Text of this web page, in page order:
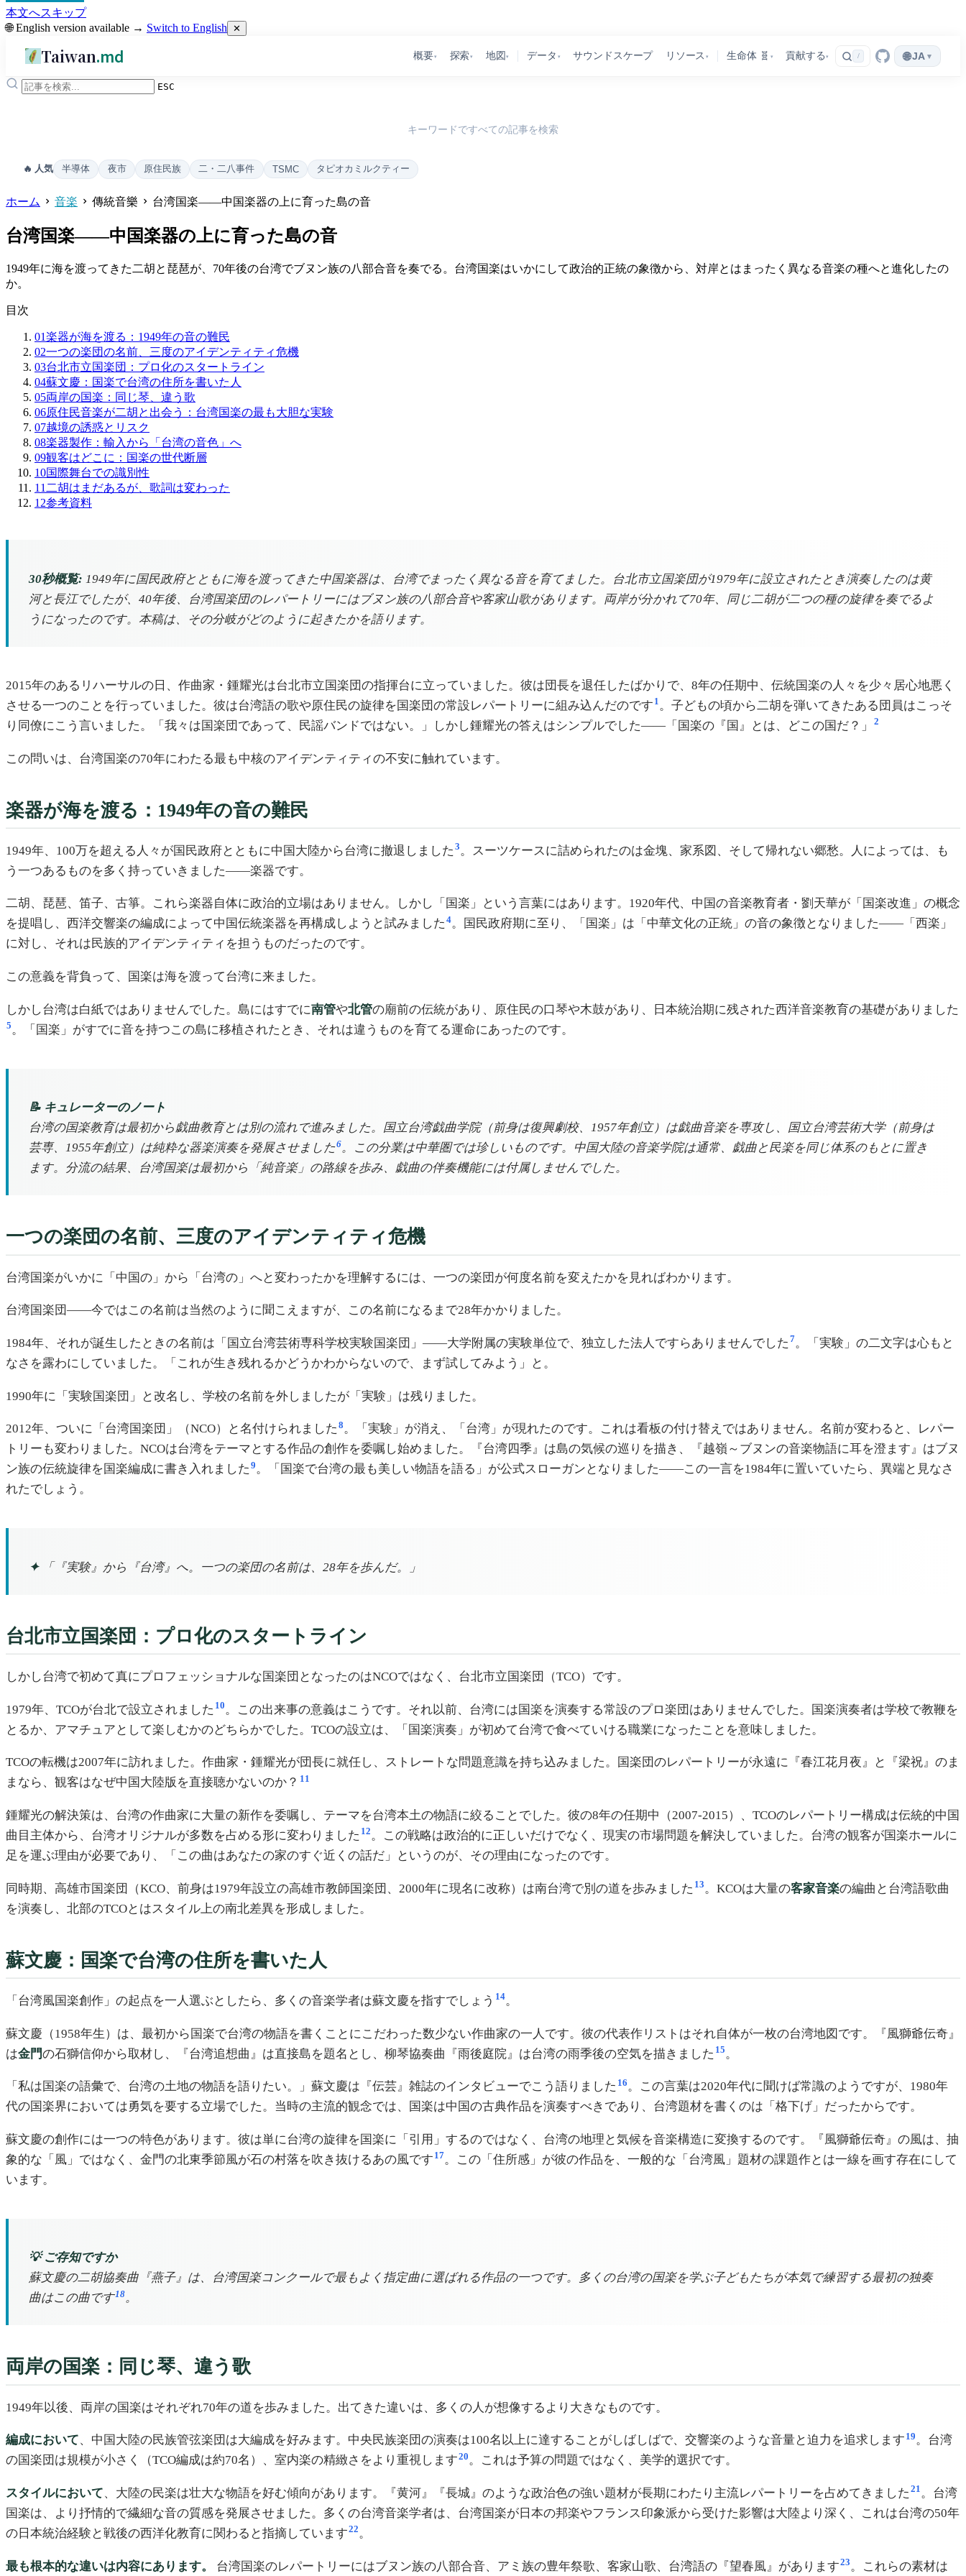
本文へスキップ
🌐 English version available → Switch to English ✕
Taiwan.md 概要▾ 探索▾ 地図 ▾ データ ▾ サウンドスケープ リソース ▾ 生命体 🧬 ▾ 貢献する ▾ / 🌐 JA ▾
ESC
キーワードですべての記事を検索
🔥 人気 半導体 夜市 原住民族 二・二八事件 TSMC タピオカミルクティー
ホーム 音楽 傳統音樂 台湾国楽——中国楽器の上に育った島の音
台湾国楽——中国楽器の上に育った島の音
1949年に海を渡ってきた二胡と琵琶が、70年後の台湾でブヌン族の八部合音を奏でる。台湾国楽はいかにして政治的正統の象徴から、対岸とはまったく異なる音楽の種へと進化したの
か。
目次
01楽器が海を渡る：1949年の音の難民
02一つの楽団の名前、三度のアイデンティティ危機
03台北市立国楽団：プロ化のスタートライン
04蘇文慶：国楽で台湾の住所を書いた人
05両岸の国楽：同じ琴、違う歌
06原住民音楽が二胡と出会う：台湾国楽の最も大胆な実験
07越境の誘惑とリスク
08楽器製作：輸入から「台湾の音色」へ
09観客はどこに：国楽の世代断層
10国際舞台での識別性
11 二胡はまだあるが、歌詞は変わった
12参考資料
30秒概覧: 1949年に国民政府とともに海を渡ってきた中国楽器は、台湾でまったく異なる音を育てました。台北市立国楽団が1979年に設立されたとき演奏したのは黄
河と長江でしたが、40年後、台湾国楽団のレパートリーにはブヌン族の八部合音や客家山歌があります。両岸が分かれて70年、同じ二胡が二つの種の旋律を奏でるよ
うになったのです。本稿は、その分岐がどのように起きたかを語ります。
2015年のあるリハーサルの日、作曲家・鍾耀光は台北市立国楽団の指揮台に立っていました。彼は団長を退任したばかりで、8年の任期中、伝統国楽の人々を少々居心地悪く
させる一つのことを行っていました。彼は台湾語の歌や原住民の旋律を国楽団の常設レパートリーに組み込んだのです 1。子どもの頃から二胡を弾いてきたある団員はこっそ
り同僚にこう言いました。「我々は国楽団であって、民謡バンドではない。」しかし鍾耀光の答えはシンプルでした——「国楽の『国』とは、どこの国だ？」
2
この問いは、台湾国楽の70年にわたる最も中核のアイデンティティの不安に触れています。
楽器が海を渡る：1949年の音の難民
1949年、100万を超える人々が国民政府とともに中国大陸から台湾に撤退しました 3。スーツケースに詰められたのは金塊、家系図、そして帰れない郷愁。人によっては、も
う一つあるものを多く持っていきました——楽器です。
二胡、琵琶、笛子、古箏。これら楽器自体に政治的立場はありません。しかし「国楽」という言葉にはあります。1920年代、中国の音楽教育者・劉天華が「国楽改進」の概念
を提唱し、西洋交響楽の編成によって中国伝統楽器を再構成しようと試みました 4。国民政府期に至り、「国楽」は「中華文化の正統」の音の象徴となりました——「西楽」
に対し、それは民族的アイデンティティを担うものだったのです。
この意義を背負って、国楽は海を渡って台湾に来ました。
しかし台湾は白紙ではありませんでした。島にはすでに南管や北管の廟前の伝統があり、原住民の口琴や木鼓があり、日本統治期に残された西洋音楽教育の基礎がありました
5 。「国楽」がすでに音を持つこの島に移植されたとき、それは違うものを育てる運命にあったのです。
📝 キュレーターのノート
台湾の国楽教育は最初から戯曲教育とは別の流れで進みました。国立台湾戯曲学院（前身は復興劇校、1957年創立）は戯曲音楽を専攻し、国立台湾芸術大学（前身は
芸専、1955年創立）は純粋な器楽演奏を発展させました6。この分業は中華圏では珍しいものです。中国大陸の音楽学院は通常、戯曲と民楽を同じ体系のもとに置き
ます。分流の結果、台湾国楽は最初から「純音楽」の路線を歩み、戯曲の伴奏機能には付属しませんでした。
一つの楽団の名前、三度のアイデンティティ危機
台湾国楽がいかに「中国の」から「台湾の」へと変わったかを理解するには、一つの楽団が何度名前を変えたかを見ればわかります。
台湾国楽団——今ではこの名前は当然のように聞こえますが、この名前になるまで28年かかりました。
1984年、それが誕生したときの名前は「国立台湾芸術専科学校実験国楽団」——大学附属の実験単位で、独立した法人ですらありませんでした 7。「実験」の二文字は心もと
なさを露わにしていました。「これが生き残れるかどうかわからないので、まず試してみよう」と。
1990年に「実験国楽団」と改名し、学校の名前を外しましたが「実験」は残りました。
2012年、ついに「台湾国楽団」（NCO）と名付けられました 8。「実験」が消え、「台湾」が現れたのです。これは看板の付け替えではありません。名前が変わると、レパー
トリーも変わりました。NCOは台湾をテーマとする作品の創作を委嘱し始めました。『台湾四季』は島の気候の巡りを描き、『越嶺～ブヌンの音楽物語に耳を澄ます』はブヌ
ン族の伝統旋律を国楽編成に書き入れました 9。「国楽で台湾の最も美しい物語を語る」が公式スローガンとなりました——この一言を1984年に置いていたら、異端と見なさ
れたでしょう。
✦「『実験』から『台湾』へ。一つの楽団の名前は、28年を歩んだ。」
台北市立国楽団：プロ化のスタートライン
しかし台湾で初めて真にプロフェッショナルな国楽団となったのはNCOではなく、台北市立国楽団（TCO）です。
1979年、TCOが台北で設立されました 10。この出来事の意義はこうです。それ以前、台湾には国楽を演奏する常設のプロ楽団はありませんでした。国楽演奏者は学校で教鞭を
とるか、アマチュアとして楽しむかのどちらかでした。TCOの設立は、「国楽演奏」が初めて台湾で食べていける職業になったことを意味しました。
TCOの転機は2007年に訪れました。作曲家・鍾耀光が団長に就任し、ストレートな問題意識を持ち込みました。国楽団のレパートリーが永遠に『春江花月夜』と『梁祝』のま
まなら、観客はなぜ中国大陸版を直接聴かないのか？ 11
鍾耀光の解決策は、台湾の作曲家に大量の新作を委嘱し、テーマを台湾本土の物語に絞ることでした。彼の8年の任期中（2007-2015）、TCOのレパートリー構成は伝統的中国
曲目主体から、台湾オリジナルが多数を占める形に変わりました 12。この戦略は政治的に正しいだけでなく、現実の市場問題を解決していました。台湾の観客が国楽ホールに
足を運ぶ理由が必要であり、「この曲はあなたの家のすぐ近くの話だ」というのが、その理由になったのです。
同時期、高雄市国楽団（KCO、前身は1979年設立の高雄市教師国楽団、2000年に現名に改称）は南台湾で別の道を歩みました 13 。KCOは大量の客家音楽の編曲と台湾語歌曲
を演奏し、北部のTCOとはスタイル上の南北差異を形成しました。
蘇文慶：国楽で台湾の住所を書いた人
「台湾風国楽創作」の起点を一人選ぶとしたら、多くの音楽学者は蘇文慶を指すでしょう 14。
蘇文慶（1958年生）は、最初から国楽で台湾の物語を書くことにこだわった数少ない作曲家の一人です。彼の代表作リストはそれ自体が一枚の台湾地図です。『風獅爺伝奇』
は金門の石獅信仰から取材し、『台湾追想曲』は直接島を題名とし、柳琴協奏曲『雨後庭院』は台湾の雨季後の空気を描きました 15 。
「私は国楽の語彙で、台湾の土地の物語を語りたい。」蘇文慶は『伝芸』雑誌のインタビューでこう語りました 16。この言葉は2020年代に聞けば常識のようですが、1980年
代の国楽界においては勇気を要する立場でした。当時の主流的観念では、国楽は中国の古典作品を演奏すべきであり、台湾題材を書くのは「格下げ」だったからです。
蘇文慶の創作には一つの特色があります。彼は単に台湾の旋律を国楽に「引用」するのではなく、台湾の地理と気候を音楽構造に変換するのです。『風獅爺伝奇』の風は、抽
象的な「風」ではなく、金門の北東季節風が石の村落を吹き抜けるあの風です 17。この「住所感」が彼の作品を、一般的な「台湾風」題材の課題作とは一線を画す存在にして
います。
💡 ご存知ですか
蘇文慶の二胡協奏曲『燕子』は、台湾国楽コンクールで最もよく指定曲に選ばれる作品の一つです。多くの台湾の国楽を学ぶ子どもたちが本気で練習する最初の独奏
曲はこの曲です18。
両岸の国楽：同じ琴、違う歌
1949年以後、両岸の国楽はそれぞれ70年の道を歩みました。出てきた違いは、多くの人が想像するより大きなものです。
編成において、中国大陸の民族管弦楽団は大編成を好みます。中央民族楽団の演奏は100名以上に達することがしばしばで、交響楽のような音量と迫力を追求します 19。台湾
の国楽団は規模が小さく（TCO編成は約70名）、室内楽の精緻さをより重視します20。これは予算の問題ではなく、美学的選択です。
スタイルにおいて、大陸の民楽は壮大な物語を好む傾向があります。『黄河』『長城』のような政治色の強い題材が長期にわたり主流レパートリーを占めてきました 21。台湾
国楽は、より抒情的で繊細な音の質感を発展させました。多くの台湾音楽学者は、台湾国楽が日本の邦楽やフランス印象派から受けた影響は大陸より深く、これは台湾の50年
の日本統治経験と戦後の西洋化教育に関わると指摘しています22。
最も根本的な違いは内容にあります。 台湾国楽のレパートリーにはブヌン族の八部合音、アミ族の豊年祭歌、客家山歌、台湾語の『望春風』があります23 。これらの素材は